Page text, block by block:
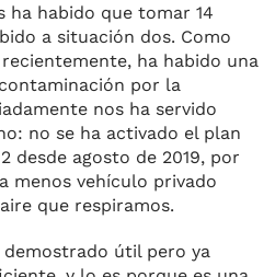
ha habido que tomar 14
a situación dos. Como
ha habido una
por la
nos ha servido
no se ha activado el plan
desde agosto de 2019, por
menos vehículo privado
que respiramos.
útil pero ya